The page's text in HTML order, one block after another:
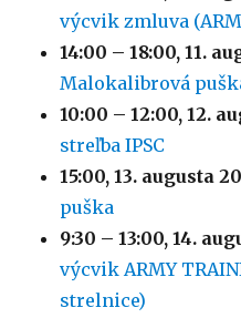
výcvik zmluva
14:00 – 18:00,11.
Malokalibrová
10:00 – 12:00,12.
streľba IPSC
15:00,13. augusta
puška
9:30 – 13:00,14.
výcvik ARMY
strelnice)